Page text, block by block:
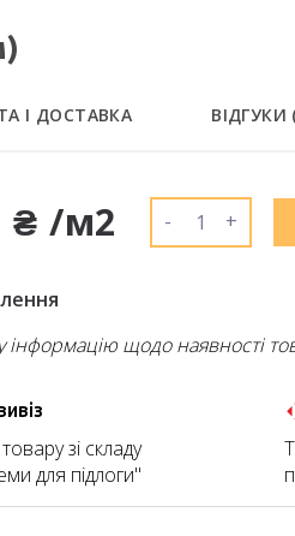
І ДОСТАВКА ВІДГУКИ
₴ /м2 - +
інформацію щодо наявності
зі складу
для підлоги"